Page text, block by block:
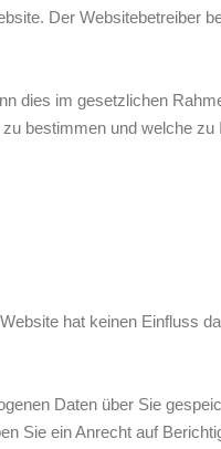
Der Websitebetreiber
dies im gesetzlichen
bestimmen und welche
hat keinen Einfluss
Daten über Sie
Sie ein Anrecht auf